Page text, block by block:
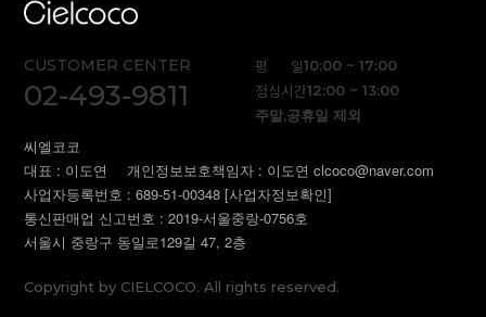
CUSTOMER CENTER
02-493-9811
평 일10:00 ~ 17:00
점심시간12:00 ~ 13:00
주말,공휴일 제외
씨엘코코
대표 : 이도연
개인정보보호책임자 : 이도연 clcoco@naver.com
사업자등록번호 : 689-51-00348[사업자정보확인]
통신판매업 신고번호 : 2019-서울중랑-0756호
서울시 중랑구 동일로129길 47, 2층
Copyright by CIELCOCO. All rights reserved.